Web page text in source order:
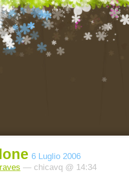
6 Luglio 2006
— chicavq @ 14:34